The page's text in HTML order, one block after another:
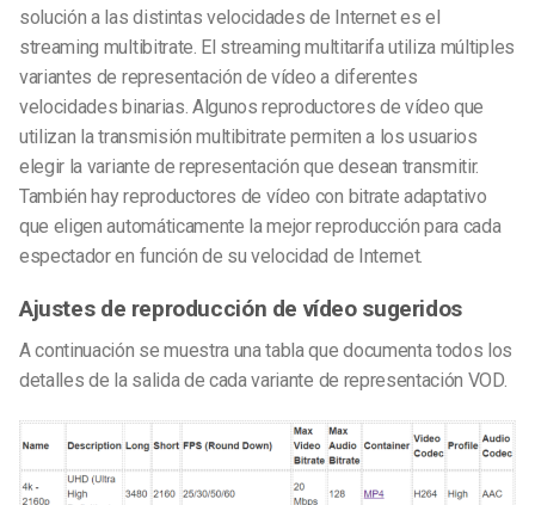
solución a las distintas velocidades de Internet es el
streaming multibitrate. El streaming multitarifa utiliza múltiples
variantes de representación de vídeo a diferentes
velocidades binarias. Algunos reproductores de vídeo que
utilizan la transmisión multibitrate permiten a los usuarios
elegir la variante de representación que desean transmitir.
También hay reproductores de vídeo con bitrate adaptativo
que eligen automáticamente la mejor reproducción para cada
espectador en función de su velocidad de Internet.
Ajustes de reproducción de vídeo sugeridos
A continuación se muestra una tabla que documenta todos los
detalles de la salida de cada variante de representación VOD.